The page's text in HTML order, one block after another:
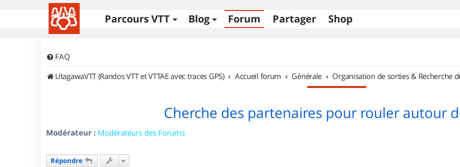
Parcours VTT Blog Forum Partager Shop
FAQ
UtagawaVTT (Randos VTT et VTTAE avec traces GPS)
Accueil forum Générale Organisation de sorties & Recherche
Cherche des partenaires pour rouler autour
Modérateur : Modérateurs des Forums
Répondre